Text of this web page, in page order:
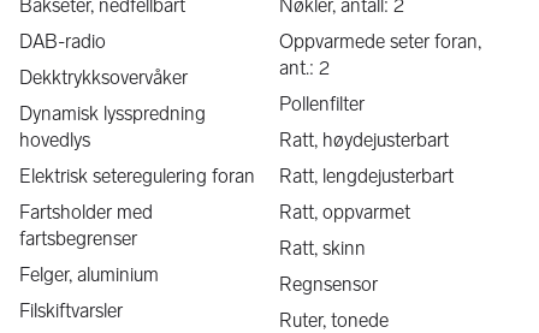
Mobile Drotningsvik:
Velkommen til Mobile Drotningsvik! Du finner oss på
Janaflaten 43 i Drotningsvik, Bergen Vest. Hos oss skal du
som kunde være trygg på at vi med vår kunnskap og
interesse for bil, skal kunne bistå og rettlede deg til å finne
akkurat den bilen du ønsker og som tilfredsstiller dine behov.
Mobile Drotningsvik er din lokale bilforhandler i Bergen, med
mer enn 50 års erfaring innen bil. Vi har mekanisk verksted
med topp moderne utstyr og profesjonelle mekanikere, samt
delelager som skaffer det meste du som kunde skulle ha
behov for av tilbehør til din bil.
Bakseter, nedfellbart
DAB-radio
Dekktrykksovervåker
Dynamisk lysspredning
hovedlys
Elektrisk seteregulering foran
Fartsholder med
fartsbegrenser
Felger, aluminium
Filskiftvarsler
Nøkler, antall: 2
Oppvarmede seter foran,
ant.: 2
Pollenfilter
Ratt, høydejusterbart
Ratt, lengdejusterbart
Ratt, oppvarmet
Ratt, skinn
Regnsensor
Ruter, tonede